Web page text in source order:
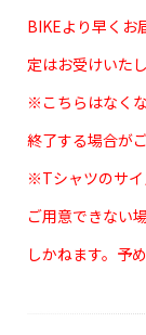
BIKEより早くお
定はお受けいた
※こちらはなく
終了する場合が
※Tシャツのサイ
ご用意できない
しかねます。予